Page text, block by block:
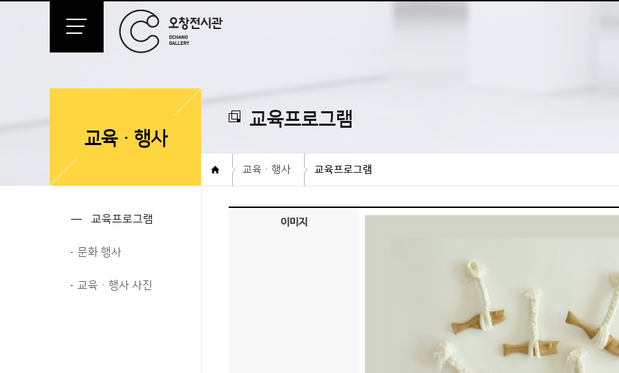
교육ㆍ행사
교육프로그램
문화 행사
교육ㆍ행사 사진
교육프로그램
교육ㆍ행사 교육프로그램
이미지